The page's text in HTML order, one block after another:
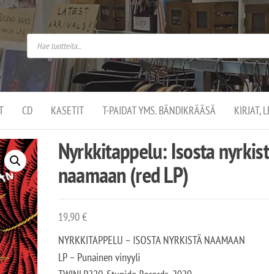
–
on
CD KASETIT T-PAIDAT YMS. BÄNDIKRÄÄSÄ KIRJAT,
Nyrkkitappelu: Isosta
naamaan (red LP)
19,90€
NYRKKITAPPELU – ISOSTA NYRKISTÄ NAAMAAN
LP – Punainen vinyyli